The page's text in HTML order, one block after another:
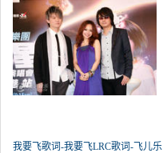
我要飞歌词-我要飞LRC歌词-飞儿乐